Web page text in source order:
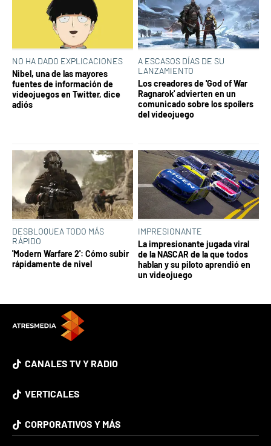
NO HA DADO EXPLICACIONES
Nibel, una de las mayores
fuentes de información de
videojuegos en Twitter, dice
adiós
A ESCASOS DÍAS DE SU
LANZAMIENTO
Los creadores de 'God of War
Ragnarok' advierten en un
comunicado sobre los spoílers
del videojuego
DESBLOQUEA TODO MÁS
RÁPIDO
'Modern Warfare 2': Cómo subir
rápidamente de nivel
IMPRESIONANTE
La impresionante jugada viral
de la NASCAR de la que todos
hablan y su piloto aprendió en
un videojuego
CANALES TV Y RADIO
VERTICALES
CORPORATIVOS Y MÁS